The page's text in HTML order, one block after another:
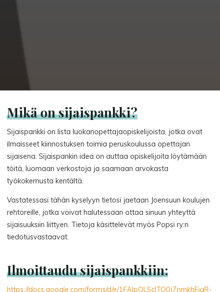
Mikä on sijaispankki?
Sijaispankki on lista luokanopettajaopiskelijoista, jotka ovat
ilmaisseet kiinnostuksen toimia peruskoulussa opettajan
sijaisena. Sijaispankin idea on auttaa opiskelijoita löytämään
töitä, luomaan verkostoja ja saamaan arvokasta
työkokemusta kentältä.
Vastatessasi tähän kyselyyn tietosi jaetaan Joensuun koulujen
rehtoreille, jotka voivat halutessaan ottaa sinuun yhteyttä
sijaisuuksiin liittyen. Tietoja käsittelevät myös Popsi ry:n
tiedotusvastaavat.
Ilmoittaudu sijaispankkiin:
https://docs.google.com/forms/d/e/1FAIpQLScITO0j7nmkhEiqR-